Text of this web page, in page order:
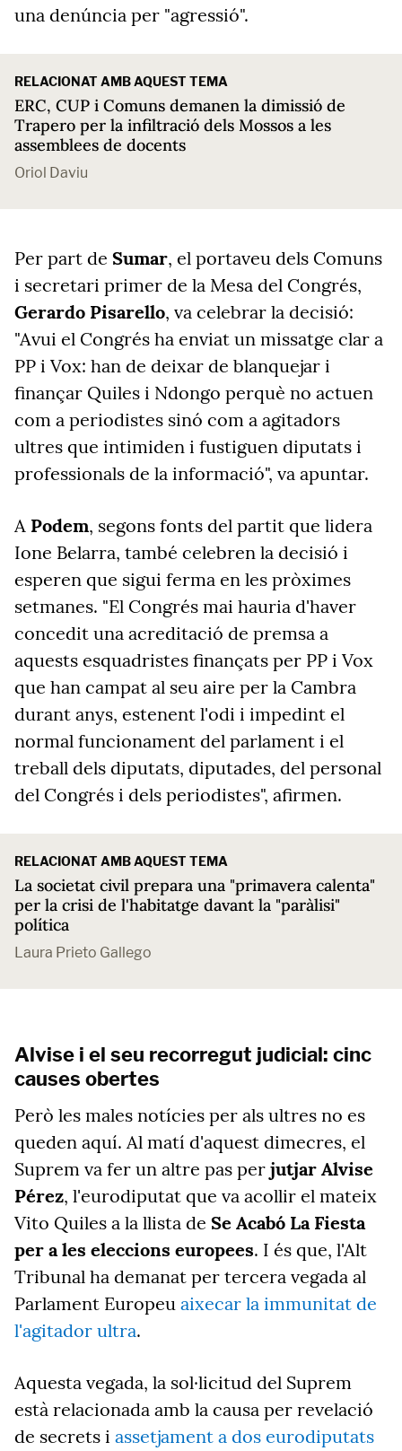
una denúncia per "agressió".
RELACIONAT AMB AQUEST TEMA
ERC, CUP i Comuns demanen la dimissió de
Trapero per la infiltració dels Mossos a les
assemblees de docents
Oriol Daviu
Per part de Sumar, el portaveu dels Comuns
i secretari primer de la Mesa del Congrés,
Gerardo Pisarello, va celebrar la decisió:
"Avui el Congrés ha enviat un missatge clar a
PP i Vox: han de deixar de blanquejar i
finançar Quiles i Ndongo perquè no actuen
com a periodistes sinó com a agitadors
ultres que intimiden i fustiguen diputats i
professionals de la informació", va apuntar.
A Podem, segons fonts del partit que lidera
Ione Belarra, també celebren la decisió i
esperen que sigui ferma en les pròximes
setmanes. "El Congrés mai hauria d'haver
concedit una acreditació de premsa a
aquests esquadristes finançats per PP i Vox
que han campat al seu aire per la Cambra
durant anys, estenent l'odi i impedint el
normal funcionament del parlament i el
treball dels diputats, diputades, del personal
del Congrés i dels periodistes", afirmen.
RELACIONAT AMB AQUEST TEMA
La societat civil prepara una "primavera calenta"
per la crisi de l'habitatge davant la "paràlisi"
política
Laura Prieto Gallego
Alvise i el seu recorregut judicial: cinc
causes obertes
Però les males notícies per als ultres no es
queden aquí. Al matí d'aquest dimecres, el
Suprem va fer un altre pas per jutjar Alvise
Pérez, l'eurodiputat que va acollir el mateix
Vito Quiles a la llista de Se Acabó La Fiesta
per a les eleccions europees. I és que, l'Alt
Tribunal ha demanat per tercera vegada al
Parlament Europeu aixecar la immunitat de
l'agitador ultra.
Aquesta vegada, la sol·licitud del Suprem
està relacionada amb la causa per revelació
de secrets i assetjament a dos eurodiputats